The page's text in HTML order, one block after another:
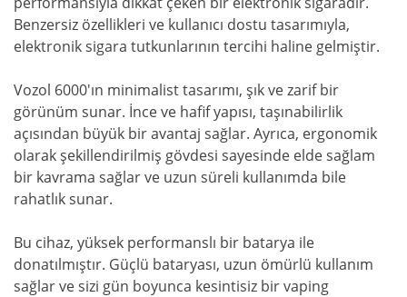
Benzersiz özellikleri ve kullanıcı dostu tasarımıyla,
elektronik sigara tutkunlarının tercihi haline gelmiştir.
Vozol 6000'ın minimalist tasarımı, şık ve zarif bir
görünüm sunar. İnce ve hafif yapısı, taşınabilirlik
açısından büyük bir avantaj sağlar. Ayrıca, ergonomik
olarak şekillendirilmiş gövdesi sayesinde elde sağlam
bir kavrama sağlar ve uzun süreli kullanımda bile
rahatlık sunar.
Bu cihaz, yüksek performanslı bir batarya ile
donatılmıştır. Güçlü bataryası, uzun ömürlü kullanım
sağlar ve sizi gün boyunca kesintisiz bir vaping